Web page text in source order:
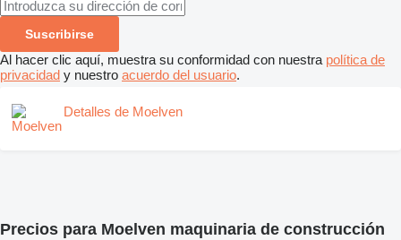
Suscribirse
Al hacer clic aquí, muestra su conformidad con nuestra política de
privacidad y nuestro acuerdo del usuario.
Detalles de Moelven
Precios para Moelven maquinaria de construcción